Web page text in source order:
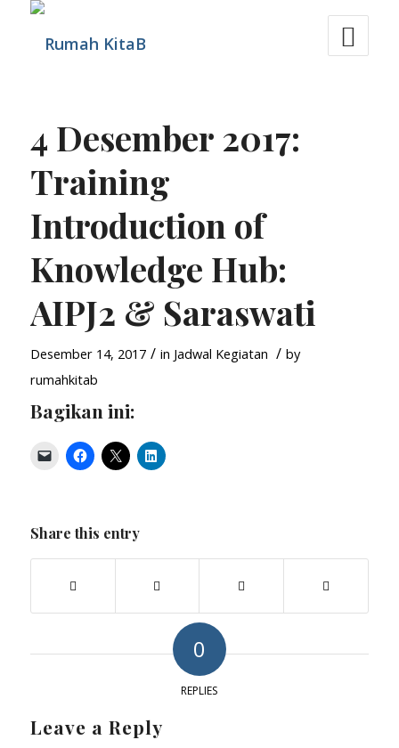
4 Desember 2017:
Training
Introduction of
Knowledge Hub:
AIPJ2 & Saraswati
Desember 14, 2017 / in Jadwal Kegiatan / by
rumahkitab
Bagikan ini:
Share this entry
0
REPLIES
Leave a Reply